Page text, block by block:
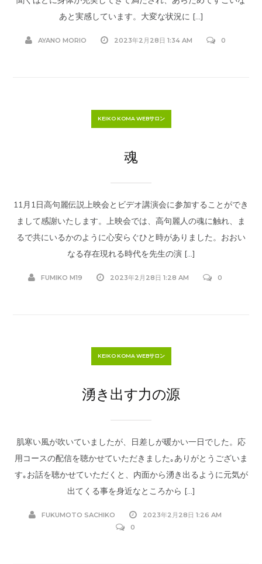
あと実感しています。大変な状況に […]
AYANO MORIO 2023年2月28日 1:34 AM 0
KEIKO KOMA WEBサロン
魂
11月1日高句麗伝説上映会とビデオ講演会に参加することができ
まして感謝いたします。上映会では、高句麗人の魂に触れ、ま
るで共にいるかのように心安らぐひと時がありました。おおい
なる存在現れる時代を先生の演 […]
FUMIKO M19 2023年2月28日 1:28 AM 0
KEIKO KOMA WEBサロン
湧き出す力の源
肌寒い風が吹いていましたが、日差しが暖かい一日でした。応
用コースの配信を聴かせていただきました｡ありがとうございま
す｡お話を聴かせていただくと、内面から湧き出るように元気が
出てくる事を身近なところから […]
FUKUMOTO SACHIKO
2023年2月28日 1:26 AM
0